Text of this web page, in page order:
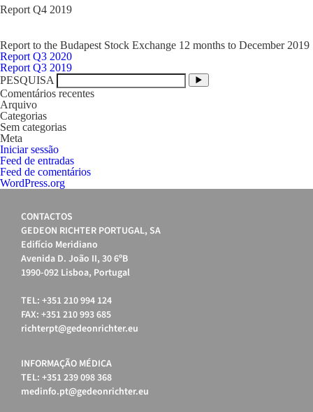
Report Q4 2019
Report to the Budapest Stock Exchange 12 months to December 2019
Navegação
de
artigos
Report Q3 2020
Report Q3 2019
PESQUISA
Comentários recentes
Arquivo
Categorias
Sem categorias
Meta
Iniciar sessão
Feed de entradas
Feed de comentários
WordPress.org
CONTACTOS
GEDEON RICHTER PORTUGAL, SA
Edifício Meridiano
Avenida D. João II, 30 6ºB
1990-092 Lisboa, Portugal
TEL: +351 210 994 124
FAX: +351 210 993 685
richterpt@gedeonrichter.eu
INFORMAÇÃO MÉDICA
TEL: +351 239 098 368
medinfo.pt@gedeonrichter.eu